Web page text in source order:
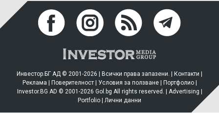
Инвестор.БГ АД © 2001-2026 | Всички права запазени. | Контакти
Реклама
Поверителност| Условия за ползване| Портфолио|
Investor.BG AD © 2001-2026 Gol.bg All rights reserved. | Advertising
Portfolio
Лични данни